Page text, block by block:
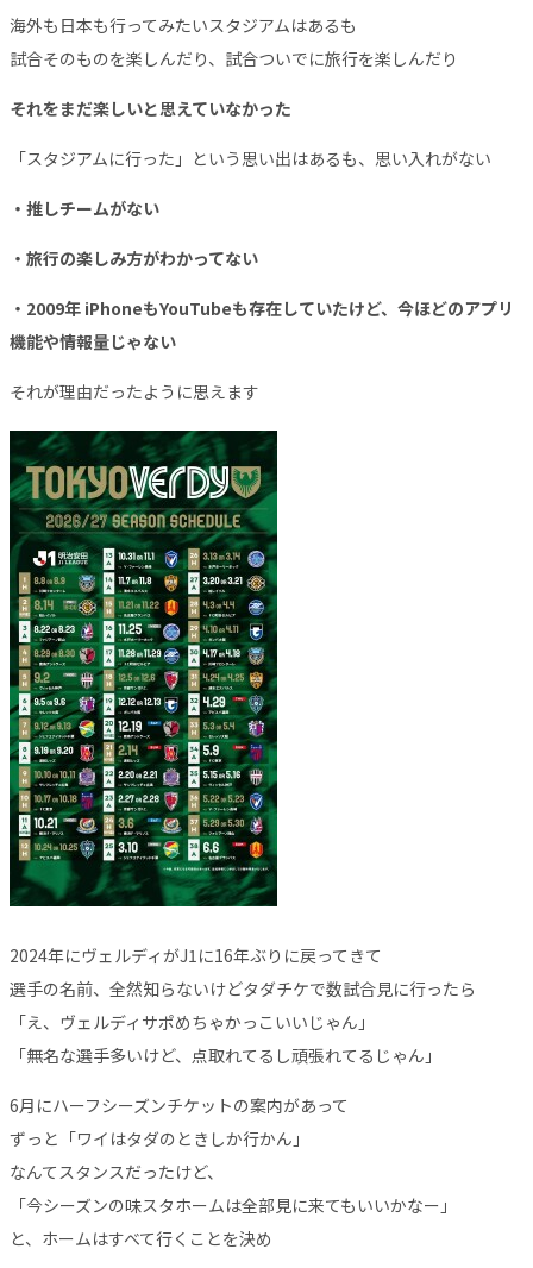
海外も日本も行ってみたいスタジアムはあるも
試合そのものを楽しんだり、試合ついでに旅行を楽しんだり
それをまだ楽しいと思えていなかった
「スタジアムに行った」という思い出はあるも、思い入れがない
・推しチームがない
・旅行の楽しみ方がわかってない
・2009年 iPhoneもYouTubeも存在していたけど、今ほどのアプリ
機能や情報量じゃない
それが理由だったように思えます
2024年にヴェルディがJ1に16年ぶりに戻ってきて
選手の名前、全然知らないけどタダチケで数試合見に行ったら
「え、ヴェルディサポめちゃかっこいいじゃん」
「無名な選手多いけど、点取れてるし頑張れてるじゃん」
6月にハーフシーズンチケットの案内があって
ずっと「ワイはタダのときしか行かん」
なんてスタンスだったけど、
「今シーズンの味スタホームは全部見に来てもいいかなー」
と、ホームはすべて行くことを決め